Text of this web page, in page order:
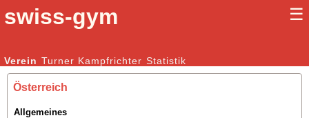
swiss-gym ☰
Kunstturnen Männer | Kunstturnen Frauen
Verein Turner Kampfrichter Statistik
Österreich
Allgemeines